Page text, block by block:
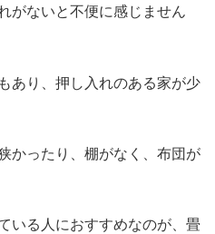
がないと不便に感じません
あり、押し入れのある家が少
かったり、棚がなく、布団が
いる人におすすめなのが、畳